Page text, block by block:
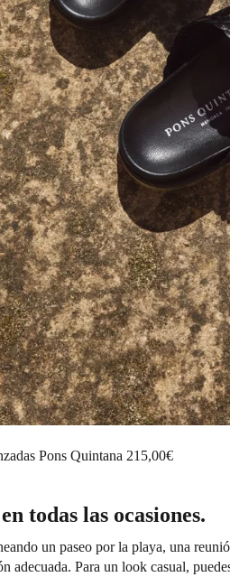
Pons Quintana 215,00€
todas las ocasiones.
un paseo por la playa, una
adecuada. Para un look casual,